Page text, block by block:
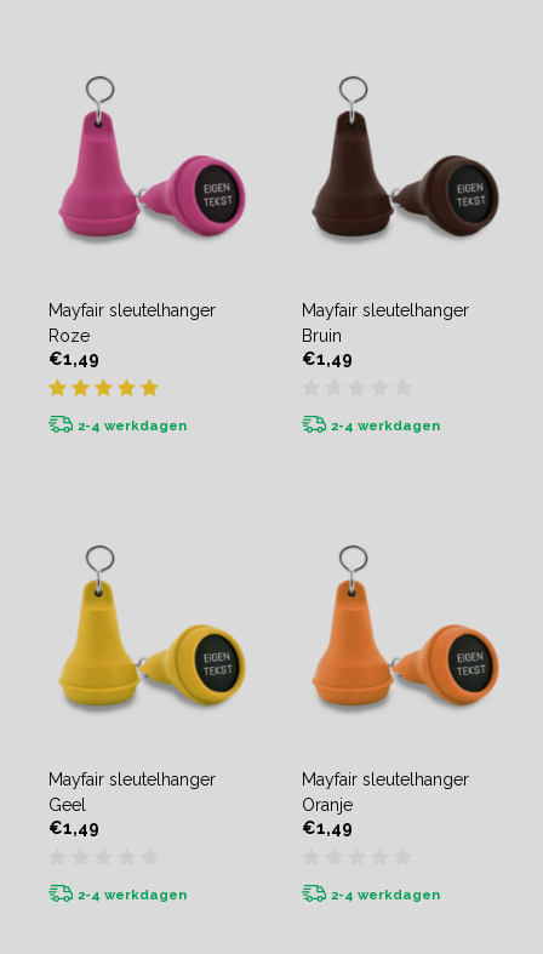
Mayfair sleutelhanger
Roze
€1,49
2-4 werkdagen
Mayfair sleutelhanger
Bruin
€1,49
2-4 werkdagen
Mayfair sleutelhanger
Geel
€1,49
2-4 werkdagen
Mayfair sleutelhanger
Oranje
€1,49
2-4 werkdagen